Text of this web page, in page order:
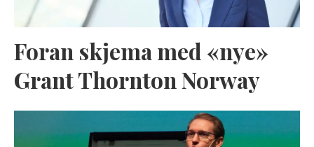
Foran skjema med «nye»
Grant Thornton Norway